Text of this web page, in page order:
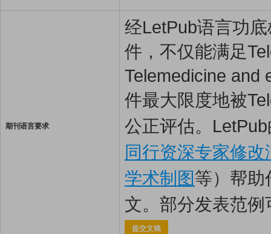
期刊语言要求
经LetPub语言功
件，不仅能满足
Telemedicine and
件最大限度地被
公正评估。
同行资深专家修改
学术制图等）帮助
文。部分发表范例
提交文稿